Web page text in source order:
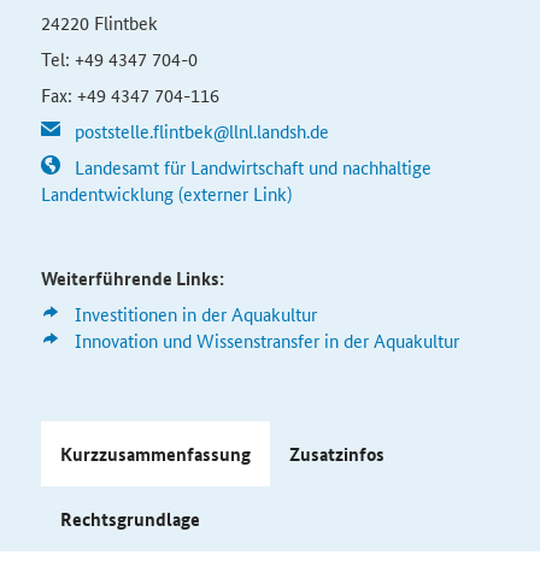
24220 Flintbek
Tel: +49 4347 704-0
Fax: +49 4347 704-116
poststelle.flintbek@llnl.landsh.de
Landesamt für Landwirtschaft und nachhaltige
Landentwicklung (externer Link)
Weiterführende Links:
Investitionen in der Aquakultur
Innovation und Wissenstransfer in der Aquakultur
Kurzzusammenfassung Zusatzinfos
Rechtsgrundlage